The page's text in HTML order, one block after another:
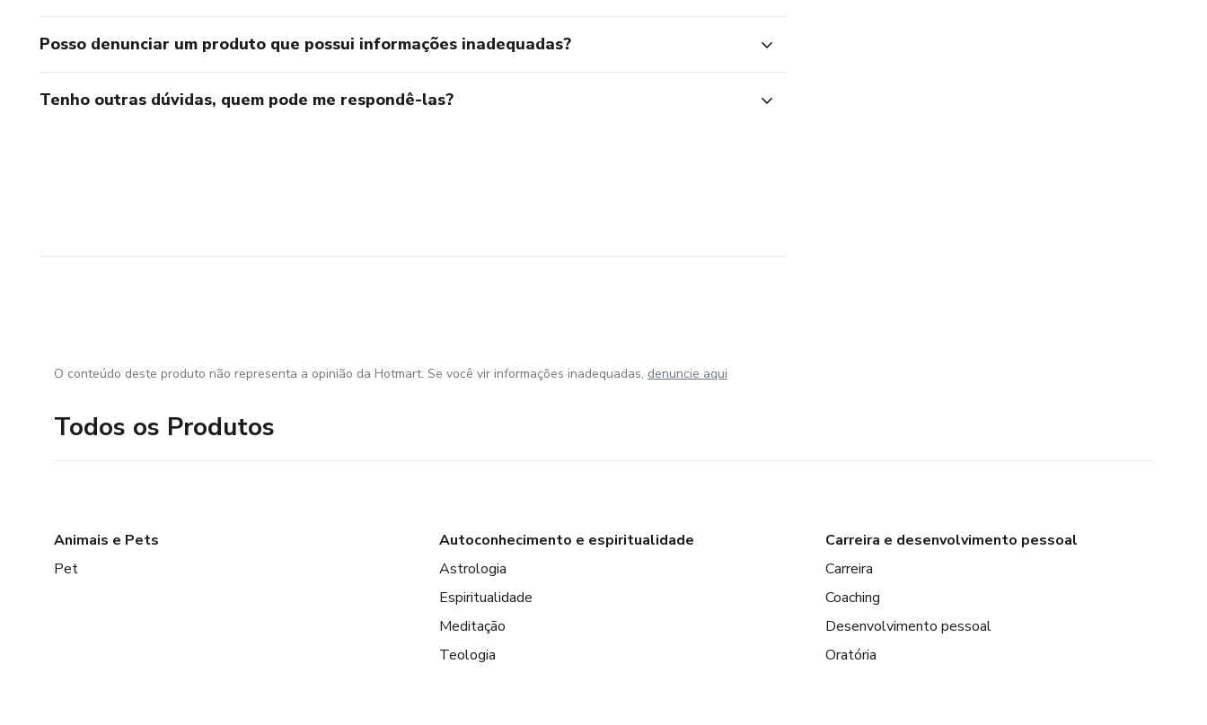
Posso denunciar um produto que possui informações inadequadas?
Tenho outras dúvidas, quem pode me respondê-las?
O conteúdo deste produto não representa a opinião da Hotmart. Se você vir informações inadequadas, denuncie aqui
Todos os Produtos
Animais e Pets
Pet
Autoconhecimento e espiritualidade
Astrologia
Espiritualidade
Meditação
Teologia
Carreira e desenvolvimento pessoal
Carreira
Coaching
Desenvolvimento pessoal
Oratória